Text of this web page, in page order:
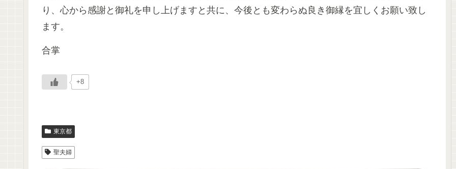
り、心から感謝と御礼を申し上げますと共に、今後とも変わらぬ良き御縁を宜しくお願い致し
ます。
合掌
+8
東京都
聖夫婦